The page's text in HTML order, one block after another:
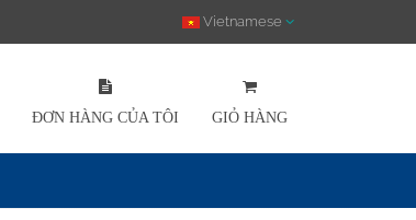
Vietnamese
ĐƠN HÀNG CỦA TÔI GIỎ HÀNG